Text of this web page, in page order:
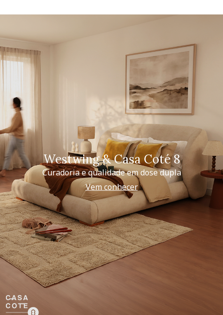
Westwing & Casa Coté 8
Curadoria e qualidade em dose dupla
Vem conhecer